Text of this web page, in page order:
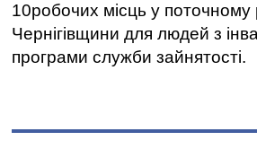
10робочих місць у
Чернігівщини для людей з
програми служби зайнятості.